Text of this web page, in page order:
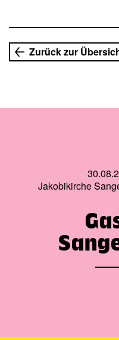
Zurück zur
Jakobikirche